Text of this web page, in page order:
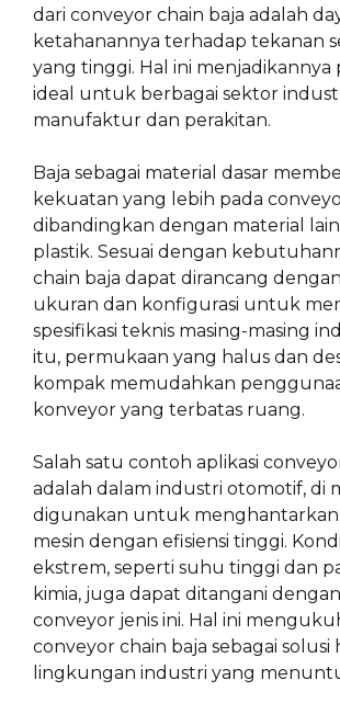
dari conveyor chain baja adalah
ketahanannya terhadap tekanan
yang tinggi. Hal ini menjadikannya
ideal untuk berbagai sektor
manufaktur dan perakitan.
Baja sebagai material dasar
kekuatan yang lebih pada
dibandingkan dengan material
plastik. Sesuai dengan
chain baja dapat dirancang
ukuran dan konfigurasi untuk
spesifikasi teknis masing-masing
itu, permukaan yang halus dan
kompak memudahkan
konveyor yang terbatas ruang.
Salah satu contoh aplikasi
adalah dalam industri otomotif, di
digunakan untuk
mesin dengan efisiensi tinggi.
ekstrem, seperti suhu tinggi dan
kimia, juga dapat ditangani
conveyor jenis ini. Hal ini
conveyor chain baja sebagai solusi
lingkungan industri yang